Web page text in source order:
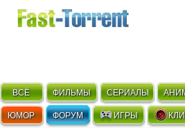
ВСЁ ФИЛЬМЫ СЕРИАЛЫ
ЮМОР ФОРУМ ИГРЫ